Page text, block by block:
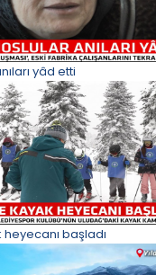
yâd etti
başladı